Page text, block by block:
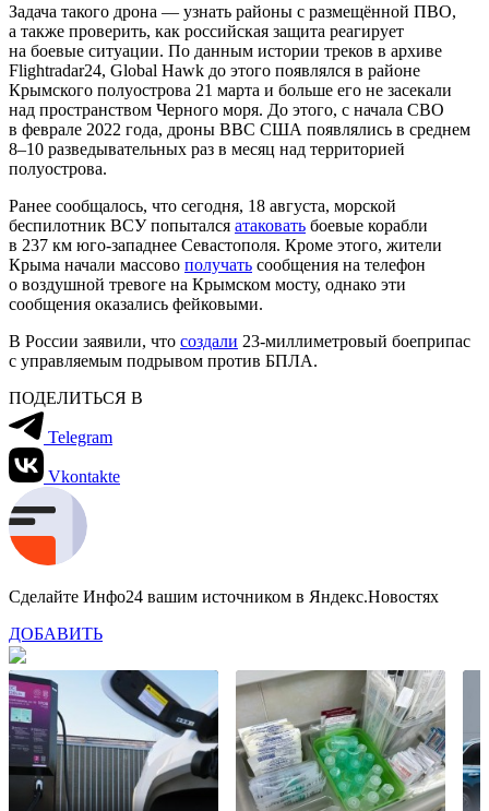
Задача такого дрона — узнать районы с размещённой ПВО,
а также проверить, как российская защита реагирует
на боевые ситуации. По данным истории треков в архиве
Flightradar24, Global Hawk до этого появлялся в районе
Крымского полуострова 21 марта и больше его не засекали
над пространством Черного моря. До этого, с начала СВО
в феврале 2022 года, дроны ВВС США появлялись в среднем
8–10 разведывательных раз в месяц над территорией
полуострова.
Ранее сообщалось, что сегодня, 18 августа, морской
беспилотник ВСУ попытался атаковать боевые корабли
в 237 км юго-западнее Севастополя. Кроме этого, жители
Крыма начали массово получать сообщения на телефон
о воздушной тревоге на Крымском мосту, однако эти
сообщения оказались фейковыми.
В России заявили, что создали 23-миллиметровый боеприпас
с управляемым подрывом против БПЛА.
ПОДЕЛИТЬСЯ В
Telegram
Vkontakte
Сделайте Инфо24 вашим источником в Яндекс.Новостях
ДОБАВИТЬ